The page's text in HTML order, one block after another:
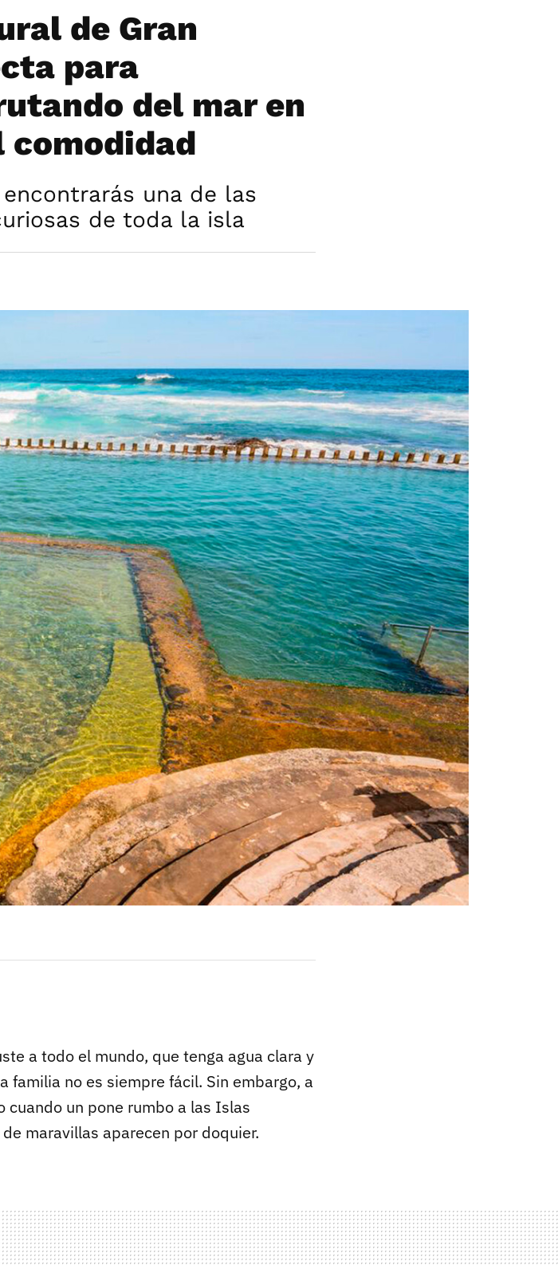
de Gran
para
del mar en
encontrarás una de las
de toda la isla
a todo el mundo, que tenga agua clara y
no es siempre fácil. Sin embargo, a
un pone rumbo a las Islas
maravillas aparecen por doquier.